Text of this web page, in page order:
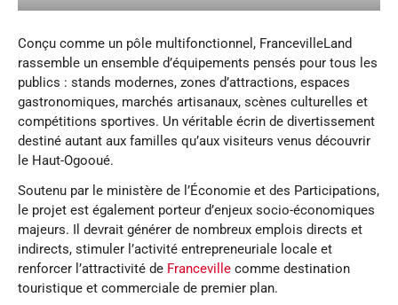
Conçu comme un pôle multifonctionnel, FrancevilleLand
rassemble un ensemble d’équipements pensés pour tous les
publics : stands modernes, zones d’attractions, espaces
gastronomiques, marchés artisanaux, scènes culturelles et
compétitions sportives. Un véritable écrin de divertissement
destiné autant aux familles qu’aux visiteurs venus découvrir
le Haut-Ogooué.
Soutenu par le ministère de l’Économie et des Participations,
le projet est également porteur d’enjeux socio-économiques
majeurs. Il devrait générer de nombreux emplois directs et
indirects, stimuler l’activité entrepreneuriale locale et
renforcer l’attractivité de Franceville comme destination
touristique et commerciale de premier plan.